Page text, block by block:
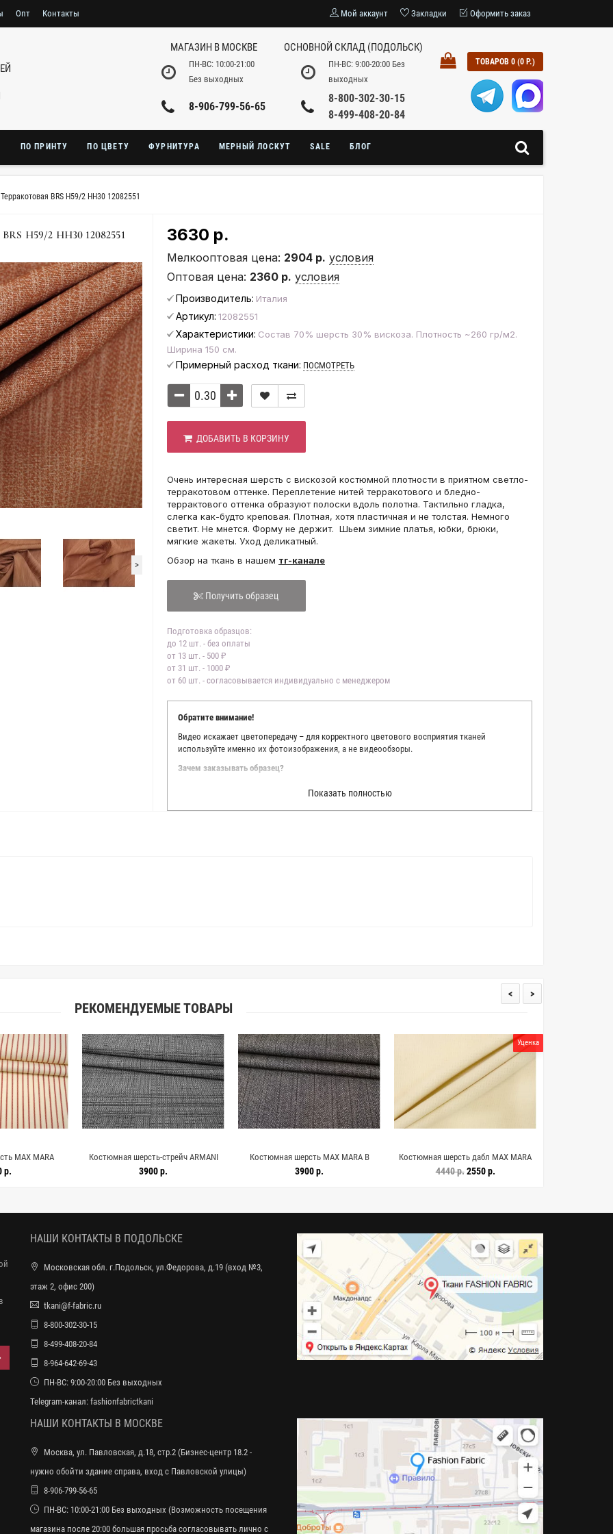
Опт Контакты Мой аккаунт Закладки Оформить заказ
МАГАЗИН В МОСКВЕ
ПН-ВС: 10:00-21:00
Без выходных
8-906-799-56-65
ОСНОВНОЙ СКЛАД (ПОДОЛЬСК)
ПН-ВС: 9:00-20:00 Без
выходных
8-800-302-30-15
8-499-408-20-84
ТОВАРОВ 0 (0 Р.)
ПО ПРИНТУ ПО ЦВЕТУ ФУРНИТУРА МЕРНЫЙ ЛОСКУТ SALE БЛОГ
BRS H59/2 HH30 12082551
2 HH30 12082551
>
3630 р.
Мелкооптовая цена: 2904 р. условия
Оптовая цена: 2360 р. условия
Производитель: Италия
Артикул: 12082551
Характеристики: Состав 70% шерсть 30% вискоза. Плотность ~260 гр/м2.
Ширина 150 см.
Примерный расход ткани: ПОСМОТРЕТЬ
ДОБАВИТЬ В КОРЗИНУ
Очень интересная шерсть с вискозой костюмной плотности в приятном светло-
терракотовом оттенке. Переплетение нитей терракотового и бледно-
террактового оттенка образуют полоски вдоль полотна. Тактильно гладка,
слегка как-будто креповая. Плотная, хотя пластичная и не толстая. Немного
светит. Не мнется. Форму не держит. Шьем зимние платья, юбки, брюки,
мягкие жакеты. Уход деликатный.
Обзор на ткань в нашем тг-канале
Получить образец
Подготовка образцов:
до 12 шт. - без оплаты
от 13 шт. - 500 ₽
от 31 шт. - 1000 ₽
от 60 шт. - согласовывается индивидуально с менеджером
Обратите внимание!
Видео искажает цветопередачу – для корректного цветового восприятия тканей
используйте именно их фотоизображения, а не видеообзоры.
Зачем заказывать образец?
Мы делаем все возможное, чтобы точно описать цвет каждой ткани из нашего каталога.
Мы осматриваем и фотографируем каждую ткань в естественном свете, стараемся
находить только правильные цветовые условия и описания. Но несмотря на наши
Показать полностью
РЕКОМЕНДУЕМЫЕ ТОВАРЫ
MAX MARA
полоску DJ H62
р.
Костюмная шерсть-стрейч ARMANI
Чёрно-серая DJ H59/4 HH60 25052616
3900 р.
Костюмная шерсть MAX MARA В
полоску серо-коричневая DJ H60\4
3900 р.
Уценка
Костюмная шерсть дабл MAX MARA
Сливочная DJ H001 EE44 25052613
4440 р.2550 р.
< >
НАШИ КОНТАКТЫ В ПОДОЛЬСКЕ
Московская обл. г.Подольск, ул.Федорова, д.19 (вход №3,
этаж 2, офис 200)
tkani@f-fabric.ru
8-800-302-30-15
8-499-408-20-84
8-964-642-69-43
ПН-ВС: 9:00-20:00 Без выходных
Telegram-канал: fashionfabrictkani
НАШИ КОНТАКТЫ В МОСКВЕ
Москва, ул. Павловская, д.18, стр.2 (Бизнес-центр 18.2 -
нужно обойти здание справа, вход с Павловской улицы)
8-906-799-56-65
ПН-ВС: 10:00-21:00 Без выходных (Возможность посещения
магазина после 20:00 большая просьба согласовывать лично с